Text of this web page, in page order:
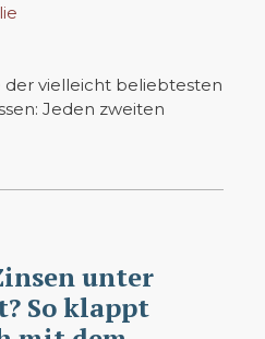
der vielleicht beliebtesten
Jeden zweiten
unter
So klappt